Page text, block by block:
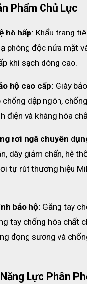
– có đầy đủ CO/CQ
khấu tốt cho đơn vị
quốc – đóng gói
tại: Danh mục găng
Phẩm Chủ Lực
hô hấp: Khẩu trang
phòng độc nửa mặt
khí sạch dòng cao.
hộ cao cấp: Giày
dập ngón,
điện và kháng hóa
rơi ngã chuyên
dây giảm chấn, hệ
tự rút thương hiệu
bảo hộ: Găng tay
tay chống hóa chất
đọng sương và
Lực Phân